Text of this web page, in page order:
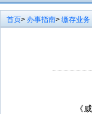
广州丰富住
威海市住房
福建推出
首页> 办事指南> 缴存业务
《